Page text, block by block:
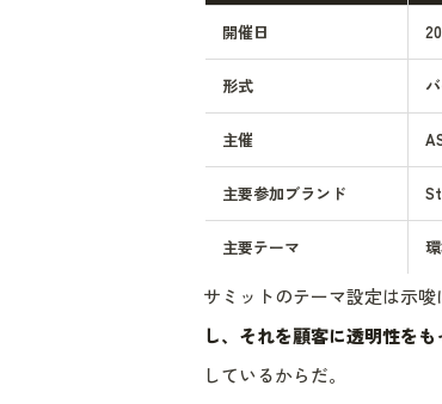
開催日
形式
主催
主要参加ブランド
主要テーマ
サミットのテーマ設定は示唆
し、それを顧客に透明性をも
しているからだ。